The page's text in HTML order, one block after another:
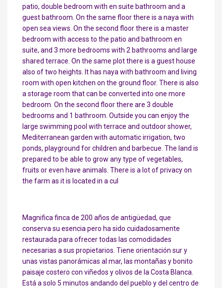
patio, double bedroom with en suite bathroom and a
guest bathroom. On the same floor there is a naya with
open sea views. On the second floor there is a master
bedroom with access to the patio and bathroom en
suite, and 3 more bedrooms with 2 bathrooms and large
shared terrace. On the same plot there is a guest house
also of two heights. It has naya with bathroom and living
room with open kitchen on the ground floor. There is also
a storage room that can be converted into one more
bedroom. On the second floor there are 3 double
bedrooms and 1 bathroom. Outside you can enjoy the
large swimming pool with terrace and outdoor shower,
Mediterranean garden with automatic irrigation, two
ponds, playground for children and barbecue. The land is
prepared to be able to grow any type of vegetables,
fruits or even have animals. There is a lot of privacy on
the farm as it is located in a cul
Magnifica finca de 200 años de antigüedad, que
conserva su esencia pero ha sido cuidadosamente
restaurada para ofrecer todas las comodidades
necesarias a sus propietarios. Tiene orientación sur y
unas vistas panorámicas al mar, las montañas y bonito
paisaje costero con viñedos y olivos de la Costa Blanca.
Está a solo 5 minutos andando del pueblo y del centro de